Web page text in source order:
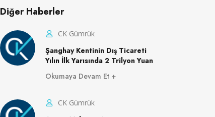
Diğer Haberler
CK Gümrük
Şanghay Kentinin Dış Ticareti
Yılın İlk Yarısında 2 Trilyon Yuan
Okumaya Devam Et
CK Gümrük